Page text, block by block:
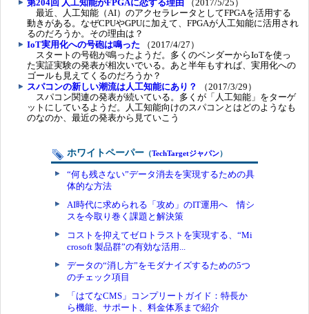
第204回 人工知能がFPGAに恋する理由 （2017/5/25）
最近、人工知能（AI）のアクセラレータとしてFPGAを活用する
動きがある。なぜCPUやGPUに加えて、FPGAが人工知能に活用され
るのだろうか。その理由は？
IoT実用化への号砲は鳴った （2017/4/27）
スタートの号砲が鳴ったようだ。多くのベンダーからIoTを使っ
た実証実験の発表が相次いでいる。あと半年もすれば、実用化への
ゴールも見えてくるのだろうか？
スパコンの新しい潮流は人工知能にあり？
（2017/3/29）
スパコン関連の発表が続いている。多くが「人工知能」をターゲ
ットにしているようだ。人工知能向けのスパコンとはどのようなも
のなのか、最近の発表から見ていこう
ホワイトペーパー （TechTargetジャパン）
“何も残さない”データ消去を実現するための具
体的な方法
AI時代に求められる「攻め」のIT運用へ 情シ
スを今取り巻く課題と解決策
コストを抑えてゼロトラストを実現する、“Mi
crosoft 製品群”の有効な活用...
データの“消し方”をモダナイズするための5つ
のチェック項目
「はてなCMS」コンプリートガイド：特長か
ら機能、サポート、料金体系まで紹介